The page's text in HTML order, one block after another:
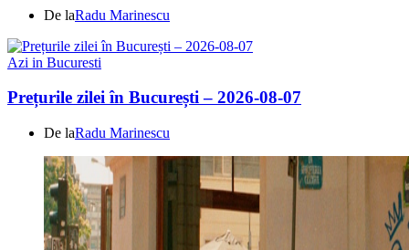
De laRadu Marinescu
Azi in Bucuresti
Prețurile zilei în București – 2026-08-07
De laRadu Marinescu